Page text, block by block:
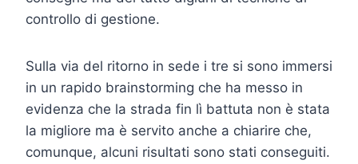
controllo di gestione.
Sulla via del ritorno in sede i tre si sono immersi
in un rapido brainstorming che ha messo in
evidenza che la strada fin lì battuta non è stata
la migliore ma è servito anche a chiarire che,
comunque, alcuni risultati sono stati conseguiti.